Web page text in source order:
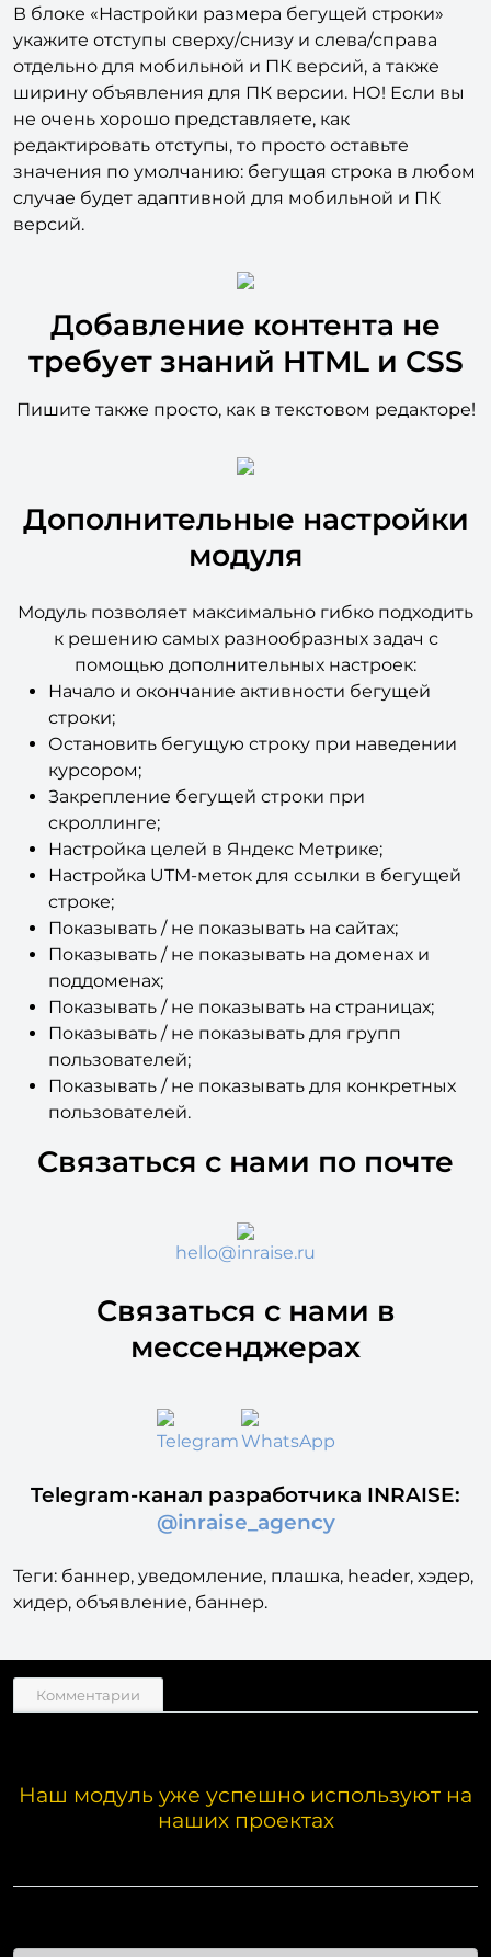
В блоке «Настройки размера бегущей строки»
укажите отступы сверху/снизу и слева/справа
отдельно для мобильной и ПК версий, а также
ширину объявления для ПК версии. НО! Если вы
не очень хорошо представляете, как
редактировать отступы, то просто оставьте
значения по умолчанию: бегущая строка в любом
случае будет адаптивной для мобильной и ПК
Добавление контента не
требует знаний HTML и CSS
Дополнительные настройки
Модуль позволяет максимально гибко подходить
к решению самых разнообразных задач с
помощью дополнительных настроек:
Начало и окончание активности бегущей
строки;
Остановить бегущую строку при наведении
курсором;
Закрепление бегущей строки при
скроллинге;
Настройка целей в Яндекс Метрике;
Настройка UTM-меток для ссылки в бегущей
строке;
Показывать / не показывать на сайтах;
Показывать / не показывать на доменах и
поддоменах;
Показывать / не показывать на страницах;
Показывать / не показывать для групп
пользователей;
Показывать / не показывать для конкретных
пользователей.
Связаться с нами в
Telegram-канал разработчика INRAISE:
Теги: баннер, уведомление, плашка, header, хэдер,
Наш модуль уже успешно используют на